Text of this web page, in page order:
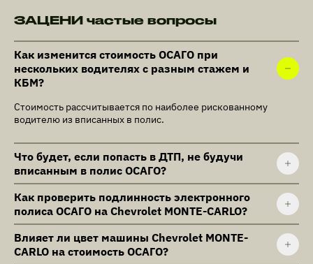
ЗАЦЕНИ частые вопросы
Как изменится стоимость ОСАГО при
нескольких водителях с разным стажем и
КБМ?
Стоимость рассчитывается по наиболее рискованному
водителю из вписанных в полис.
Что будет, если попасть в ДТП, не будучи
вписанным в полис ОСАГО?
Как проверить подлинность электронного
полиса ОСАГО на Chevrolet MONTE-CARLO?
Влияет ли цвет машины Chevrolet MONTE-
CARLO на стоимость ОСАГО?